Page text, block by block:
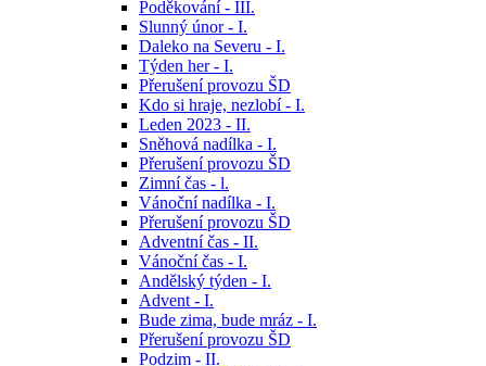
Poděkování - III.
Slunný únor - I.
Daleko na Severu - I.
Týden her - I.
Přerušení provozu ŠD
Kdo si hraje, nezlobí - I.
Leden 2023 - II.
Sněhová nadílka - I.
Přerušení provozu ŠD
Zimní čas - l.
Vánoční nadílka - I.
Přerušení provozu ŠD
Adventní čas - II.
Vánoční čas - I.
Andělský týden - I.
Advent - I.
Bude zima, bude mráz - I.
Přerušení provozu ŠD
Podzim - II.